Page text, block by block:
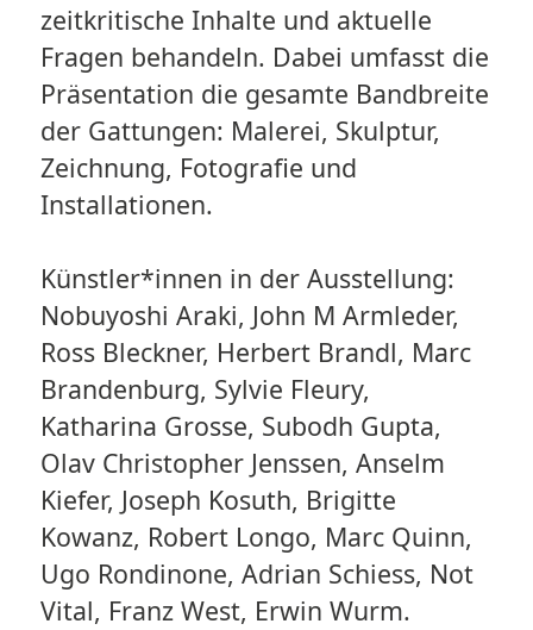
zeitkritische Inhalte und aktuelle
Fragen behandeln. Dabei umfasst die
Präsentation die gesamte Bandbreite
der Gattungen: Malerei, Skulptur,
Zeichnung, Fotografie und
Installationen.
Künstler*innen in der Ausstellung:
Nobuyoshi Araki, John M Armleder,
Ross Bleckner, Herbert Brandl, Marc
Brandenburg, Sylvie Fleury,
Katharina Grosse, Subodh Gupta,
Olav Christopher Jenssen, Anselm
Kiefer, Joseph Kosuth, Brigitte
Kowanz, Robert Longo, Marc Quinn,
Ugo Rondinone, Adrian Schiess, Not
Vital, Franz West, Erwin Wurm.